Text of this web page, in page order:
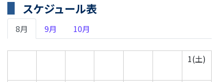
スケジュール表
8月 9月 10月
1(土)